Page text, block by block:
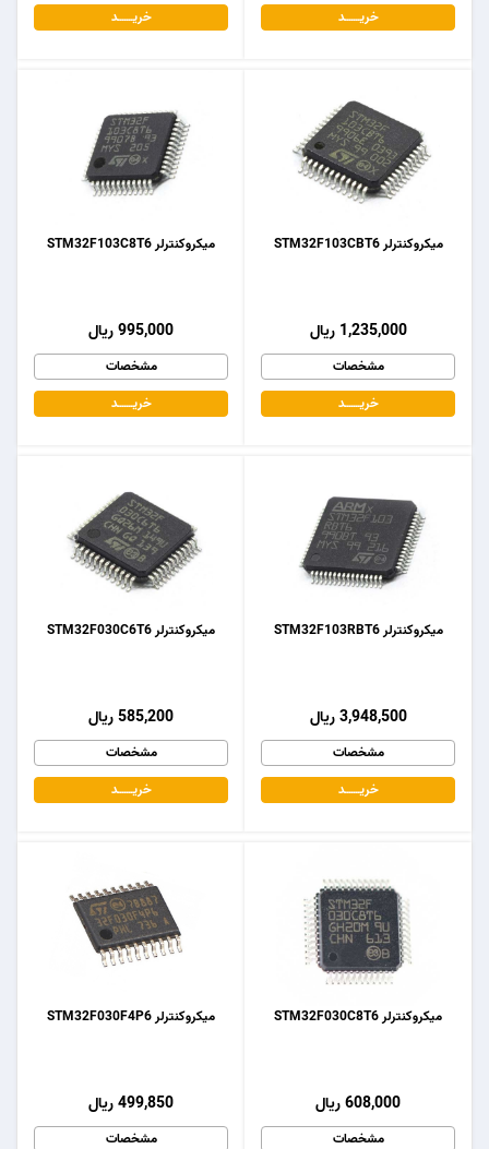
خریـــــــد
خریـــــــد
میکروکنترلر STM32F103C8T6
995,000 ریال
مشخصات
خریـــــــد
میکروکنترلر STM32F103CBT6
1,235,000 ریال
مشخصات
خریـــــــد
میکروکنترلر STM32F030C6T6
585,200 ریال
مشخصات
خریـــــــد
میکروکنترلر STM32F103RBT6
3,948,500 ریال
مشخصات
خریـــــــد
میکروکنترلر STM32F030F4P6
499,850 ریال
مشخصات
میکروکنترلر STM32F030C8T6
608,000 ریال
مشخصات